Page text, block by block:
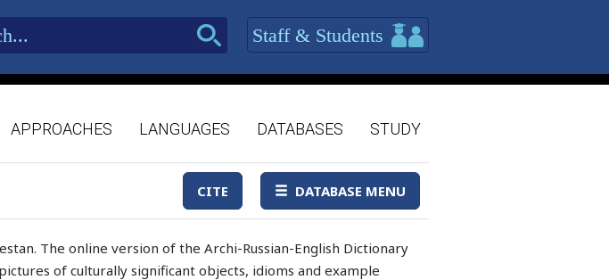
Staff & Students
APPROACHES LANGUAGES DATABASES STUDY
CITE DATABASE MENU
The online version of the Archi-Russian-English Dictionary
of culturally significant objects, idioms and example